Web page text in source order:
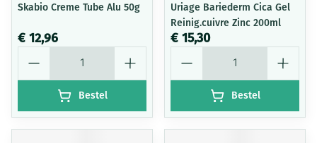
Skabio Creme Tube Alu 50g
€ 12,96
Bestel
Uriage Bariederm Cica Gel
Reinig.cuivre Zinc 200ml
€ 15,30
Bestel